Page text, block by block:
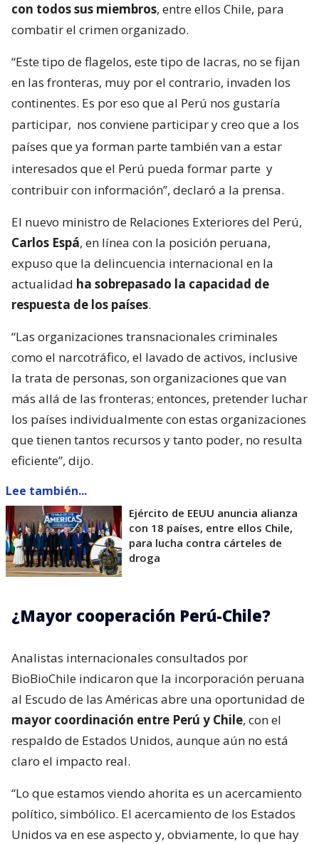
con todos sus miembros, entre ellos Chile, para
combatir el crimen organizado.
“Este tipo de flagelos, este tipo de lacras, no se fijan
en las fronteras, muy por el contrario, invaden los
continentes. Es por eso que al Perú nos gustaría
participar, nos conviene participar y creo que a los
países que ya forman parte también van a estar
interesados que el Perú pueda formar parte y
contribuir con información”, declaró a la prensa.
El nuevo ministro de Relaciones Exteriores del Perú,
Carlos Espá, en línea con la posición peruana,
expuso que la delincuencia internacional en la
actualidad ha sobrepasado la capacidad de
respuesta de los países.
“Las organizaciones transnacionales criminales
como el narcotráfico, el lavado de activos, inclusive
la trata de personas, son organizaciones que van
más allá de las fronteras; entonces, pretender luchar
los países individualmente con estas organizaciones
que tienen tantos recursos y tanto poder, no resulta
eficiente”, dijo.
Lee también...
Ejército de EEUU anuncia alianza
con 18 países, entre ellos Chile,
para lucha contra cárteles de
droga
¿Mayor cooperación Perú-Chile?
Analistas internacionales consultados por
BioBioChile indicaron que la incorporación peruana
al Escudo de las Américas abre una oportunidad de
mayor coordinación entre Perú y Chile, con el
respaldo de Estados Unidos, aunque aún no está
claro el impacto real.
“Lo que estamos viendo ahorita es un acercamiento
político, simbólico. El acercamiento de los Estados
Unidos va en ese aspecto y, obviamente, lo que hay